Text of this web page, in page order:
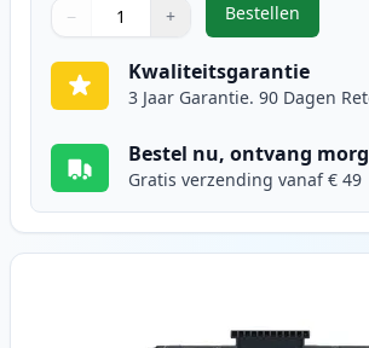
Gebruik de knoppen om aan te passen
− +
1
Bestellen
,5 stuks
Kwaliteitsgarantie
3 Jaar Garantie. 90 Dagen
Bestel nu, ontvang
Gratis verzending vanaf € 49